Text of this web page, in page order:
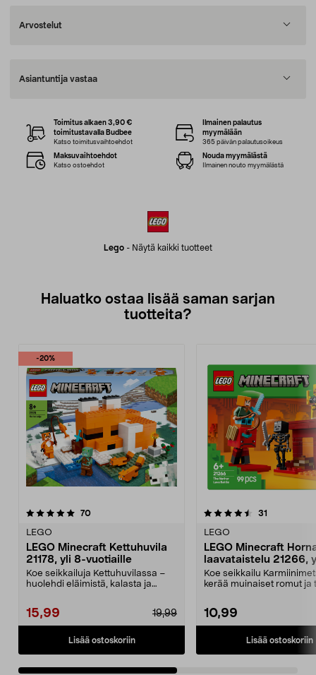
Arvostelut
Asiantuntija vastaa
Lego - Näytä kaikki tuotteet
Toimitus alkaen 3,90 €
toimitustavalla Budbee
Katso toimitusvaihtoehdot
Ilmainen palautus
myymälään
365 päivän palautusoikeus
Maksuvaihtoehdot
Katso ostoehdot
Nouda myymälästä
Ilmainen nouto myymälästä
Haluatko ostaa lisää saman sarjan
tuotteita?
-20%
70arvostelut
LEGO
LEGO Minecraft Kettuhuvila
21178, yli 8-vuotiaille
Koe seikkailuja Kettuhuvilassa –
huolehdi eläimistä, kalasta ja
19,99
15,99
Lisää ostoskoriin
4.5viidestä
31
LEGO
LEGO Minecraft
laavataistelu 21266,
vuotiaille
Koe seikkailu
kerää muinaiset romut ja
10,99
Lisää ostoskoriin
5.0viidestä